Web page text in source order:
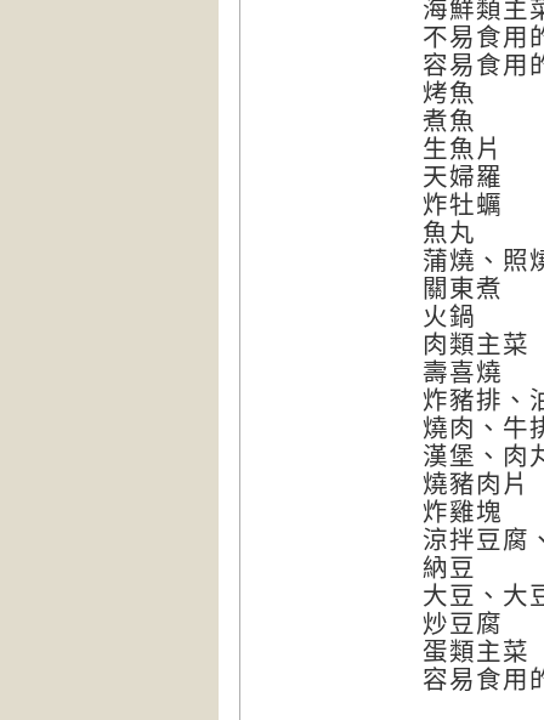
海鮮類主
不易食用
容易食用
烤魚
煮魚
生魚片
天婦羅
炸牡蠣
魚丸
蒲燒、照
關東煮
火鍋
肉類主菜
壽喜燒
炸豬排、
燒肉、牛
漢堡、肉
燒豬肉片
炸雞塊
涼拌豆腐
納豆
大豆、大
炒豆腐
蛋類主菜
容易食用